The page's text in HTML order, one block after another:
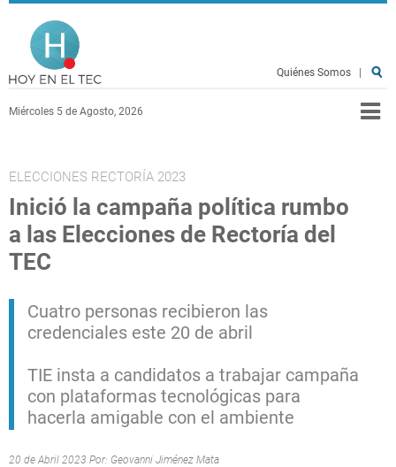
Pasar al contenido principal
Miércoles 5 de Agosto, 2026
Quiénes Somos
ELECCIONES RECTORÍA 2023
Inició la campaña política rumbo
a las Elecciones de Rectoría del
TEC
Cuatro personas recibieron las
credenciales este 20 de abril
TIE insta a candidatos a trabajar campaña
con plataformas tecnológicas para
hacerla amigable con el ambiente
20 de Abril 2023 Por: Geovanni Jiménez Mata